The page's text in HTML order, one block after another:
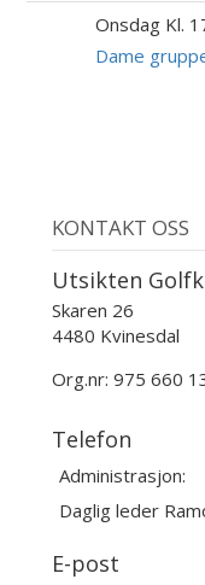
Onsdag Kl.
Dame
KONTAKT OSS
Utsikten
Skaren 26
4480 Kvinesdal
Org.nr: 975 660
Telefon
Administrasjon:
Daglig leder
E-post